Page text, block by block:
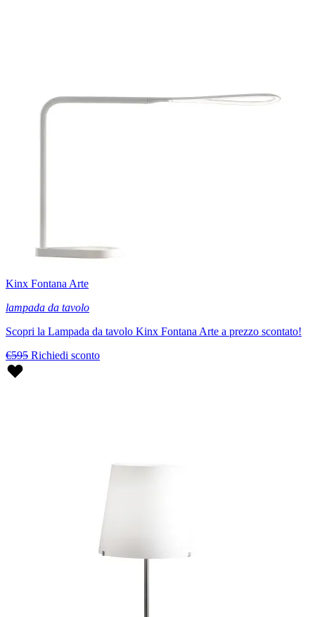
Kinx Fontana Arte
lampada da tavolo
Scopri la Lampada da tavolo Kinx Fontana Arte a prezzo scontato!
€595 Richiedi sconto